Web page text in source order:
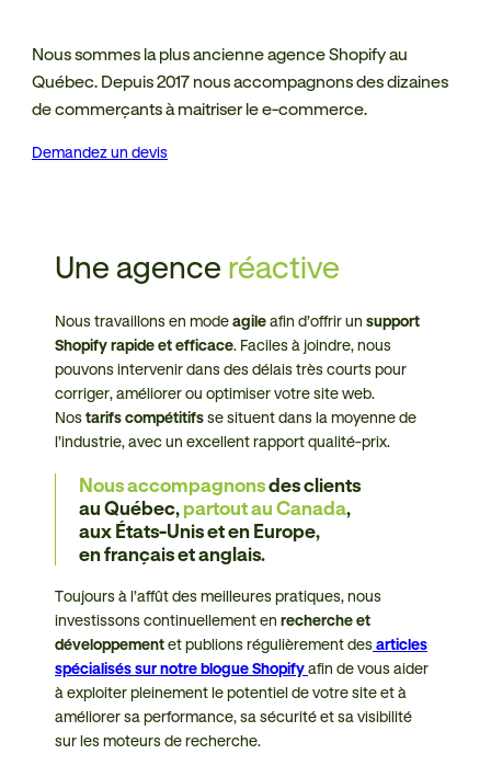
Nous sommes la plus ancienne agence Shopify au
Québec. Depuis 2017 nous accompagnons des dizaines
de commerçants à maitriser le e-commerce.
Demandez un devis
Une agence réactive
Nous travaillons en modeagileafin d’offrir un support
Shopify rapide et efficace. Faciles à joindre, nous
pouvons intervenir dans des délais très courts pour
corriger, améliorer ou optimiser votre site web.
Nostarifs compétitifsse situent dans la moyenne de
l’industrie, avec un excellent rapport qualité-prix.
Nous accompagnonsdes clients
au Québec, partout au Canada,
aux États-Unis et en Europe,
en français et anglais.
Toujours à l’affût des meilleures pratiques, nous
investissons continuellement en recherche et
développementet publions régulièrement desarticles
spécialisés sur notre blogue Shopifyafin de vous aider
à exploiter pleinement le potentiel de votre site et à
améliorer sa performance, sa sécurité et sa visibilité
sur les moteurs de recherche.